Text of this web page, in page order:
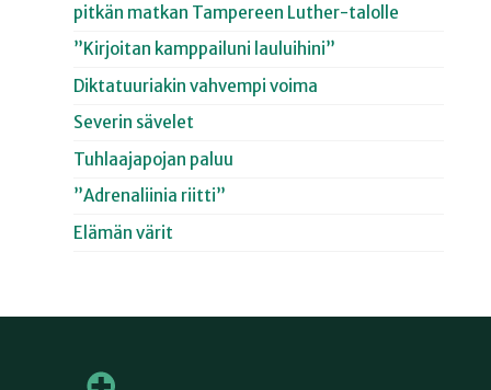
pitkän matkan Tampereen Luther-talolle
”Kirjoitan kamppailuni lauluihini”
Diktatuuriakin vahvempi voima
Severin sävelet
Tuhlaajapojan paluu
”Adrenaliinia riitti”
Elämän värit